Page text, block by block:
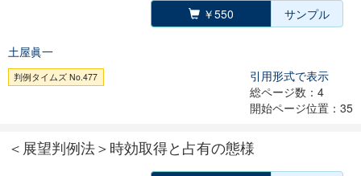
￥550 サンプル
土屋眞一
判例タイムズ No.477
引用形式で表示
総ページ数：4
開始ページ位置：35
＜展望判例法＞時効取得と占有の態様